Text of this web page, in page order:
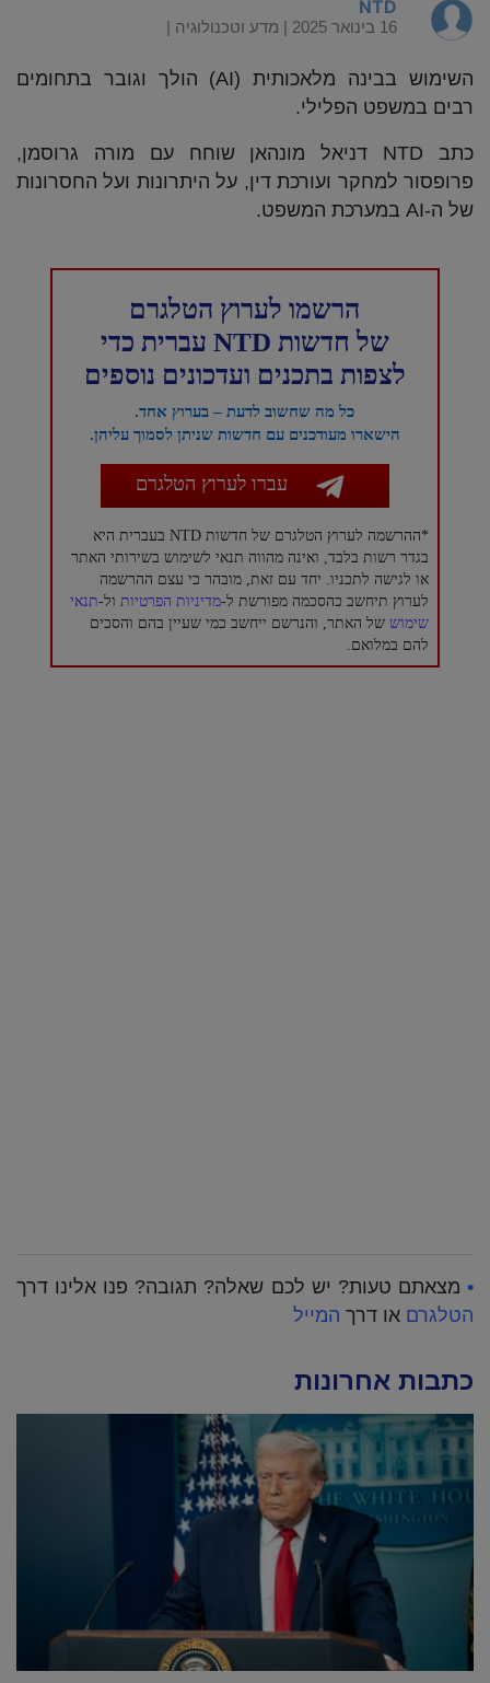
NTD
16 בינואר 2025 | | מדע וטכנולוגיה
השימוש בבינה מלאכותית (AI) הולך וגובר בתחומים
רבים במשפט הפלילי.
כתב NTD דניאל מונהאן שוחח עם מורה גרוסמן,
פרופסור למחקר ועורכת דין, על היתרונות ועל החסרונות
של ה-AI במערכת המשפט.
הרשמו לערוץ הטלגרם
של חדשות NTD עברית כדי
לצפות בתכנים ועדכונים נוספים
כל מה שחשוב לדעת – בערוץ אחד.
הישארו מעודכנים עם חדשות שניתן לסמוך עליהן.
עברו לערוץ הטלגרם
*ההרשמה לערוץ הטלגרם של חדשות NTD בעברית היא
בגדר רשות בלבד, ואינה מהווה תנאי לשימוש בשירותי האתר
או לגישה לתכניו. יחד עם זאת, מובהר כי עצם ההרשמה
לערוץ תיחשב כהסכמה מפורשת ל-מדיניות הפרטיות ול-תנאי
שימוש של האתר, והנרשם ייחשב כמי שעיין בהם והסכים
להם במלואם.
• מצאתם טעות? יש לכם שאלה? תגובה? פנו אלינו דרך
הטלגרם או דרך המייל
כתבות אחרונות